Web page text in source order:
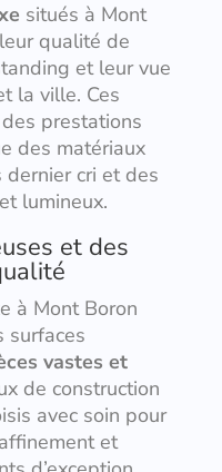
situés à Mont
qualité de
et leur vue
la ville. Ces
prestations
des matériaux
cri et des
lumineux.
et des
à Mont Boron
surfaces
vastes et
de construction
avec soin pour
et